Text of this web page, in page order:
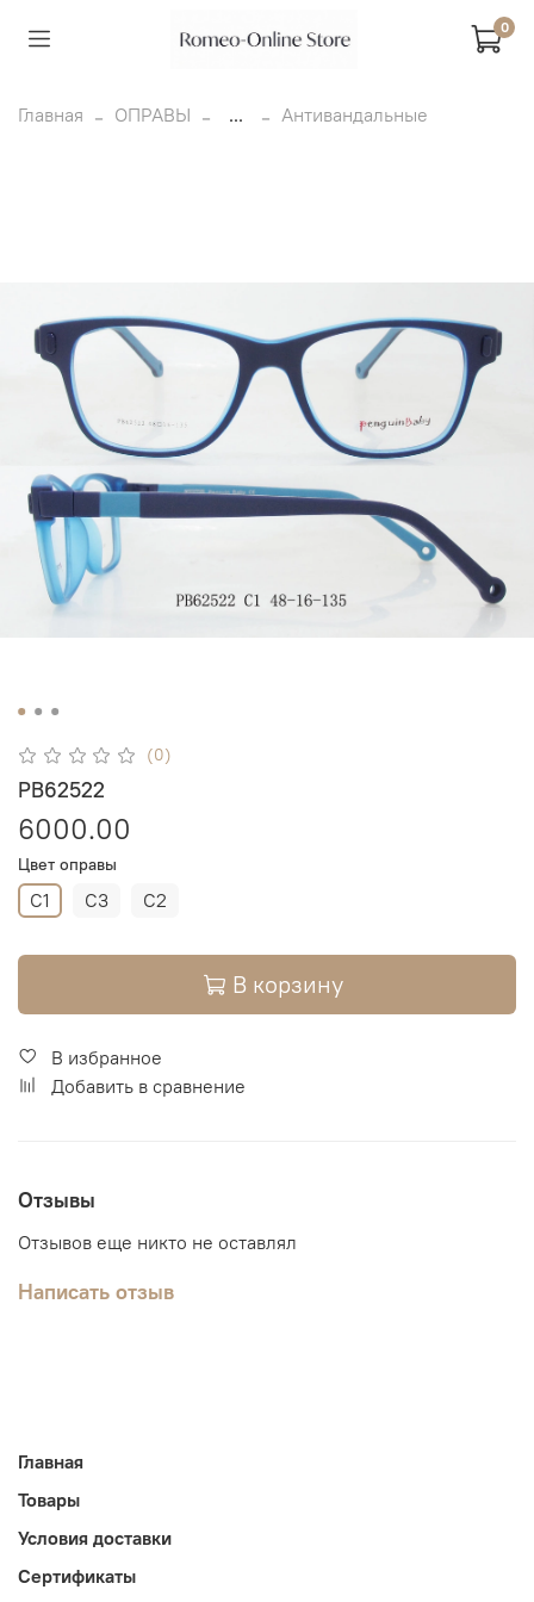
0
Главная ОПРАВЫ ... Антивандальные
(0)
PB62522
6000.00
Цвет оправы
C1 C3 C2
В корзину
В избранное
Добавить в сравнение
Отзывы
Отзывов еще никто не оставлял
Написать отзыв
Главная
Товары
Условия доставки
Сертификаты